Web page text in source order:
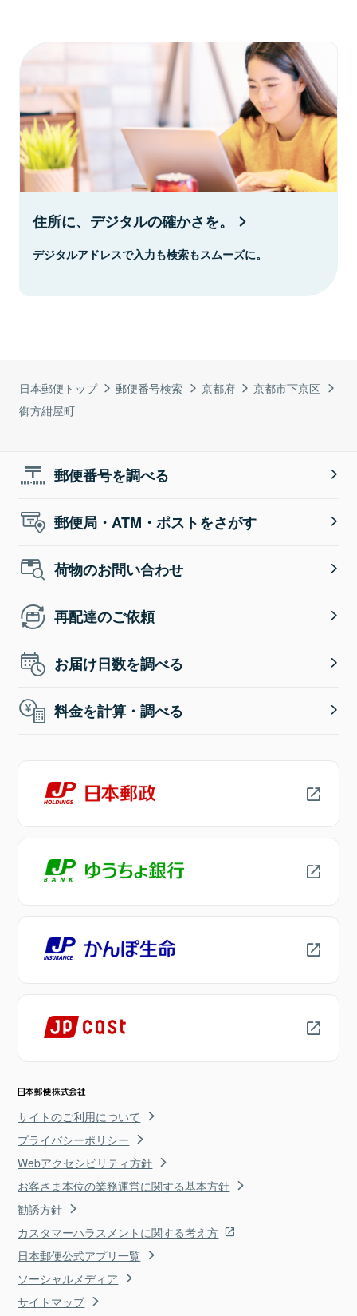
日本郵便トップ 郵便番号検索 京都府
京都市下京区
御方紺屋町
住所に、デジタルの確かさを。
デジタルアドレスで入力も検索もスムーズに。
郵便番号を調べる
郵便局・ATM・ポストをさがす
荷物のお問い合わせ
再配達のご依頼
お届け日数を調べる
料金を計算・調べる
サイトのご利用について
プライバシーポリシー
Webアクセシビリティ方針
お客さま本位の業務運営に関する基本方針
勧誘方針
カスタマーハラスメントに関する考え方
日本郵便公式アプリ一覧
ソーシャルメディア
サイトマップ